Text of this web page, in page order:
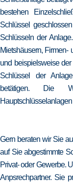
bestehen
Schlüssel
Schlüsseln der
Mietshäusern,
und beispielsweise
Schlüssel der
betätigen. Die
Gern beraten wir Sie
auf Sie abgestimmte
Privat- oder Gewerbe.
Anpsrechpartner. Sie